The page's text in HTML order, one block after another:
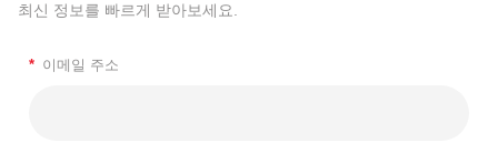
최신 정보를 빠르게 받아보세요.
* 이메일 주소